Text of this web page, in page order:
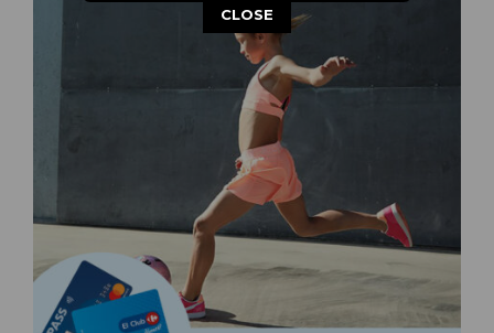
This popup will close in:
CLOSE